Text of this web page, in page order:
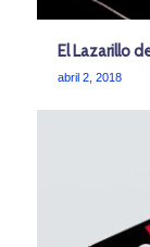
El Lazarillo
abril 2, 2018